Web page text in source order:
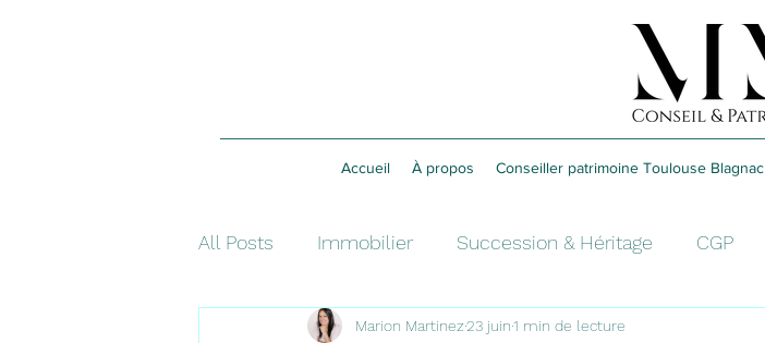
Accueil À propos Conseiller patrimoine Toulouse Blagnac
All Posts Immobilier Succession & Héritage CGP
Investissement Fiscalité Retraite
Marion Martinez23 juin1 min de lecture